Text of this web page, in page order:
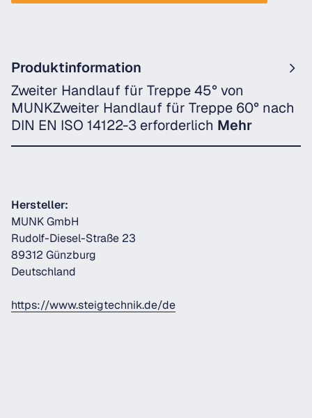
Produktinformation
Zweiter Handlauf für Treppe 45° von
MUNKZweiter Handlauf für Treppe 60° nach
DIN EN ISO 14122-3 erforderlich Mehr
Hersteller:
MUNK GmbH
Rudolf-Diesel-Straße 23
89312 Günzburg
Deutschland
https://www.steigtechnik.de/de